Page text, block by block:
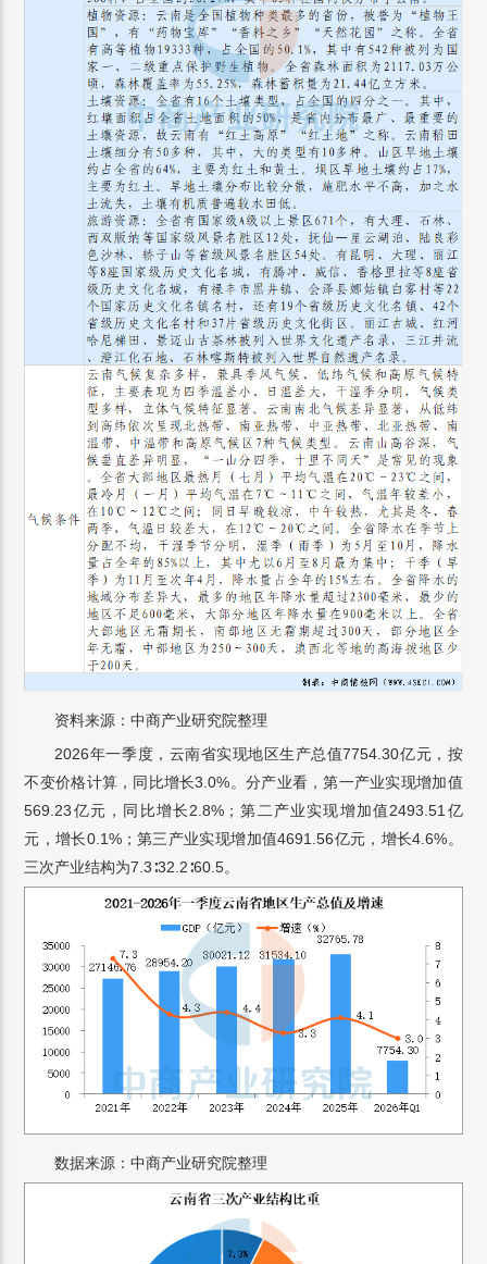
资料来源：中商产业研究院整理
2026年一季度，云南省实现地区生产总值7754.30亿元，按
不变价格计算，同比增长3.0%。分产业看，第一产业实现增加值
569.23亿元，同比增长2.8%；第二产业实现增加值2493.51亿
元，增长0.1%；第三产业实现增加值4691.56亿元，增长4.6%。
三次产业结构为7.3∶32.2∶60.5。
数据来源：中商产业研究院整理